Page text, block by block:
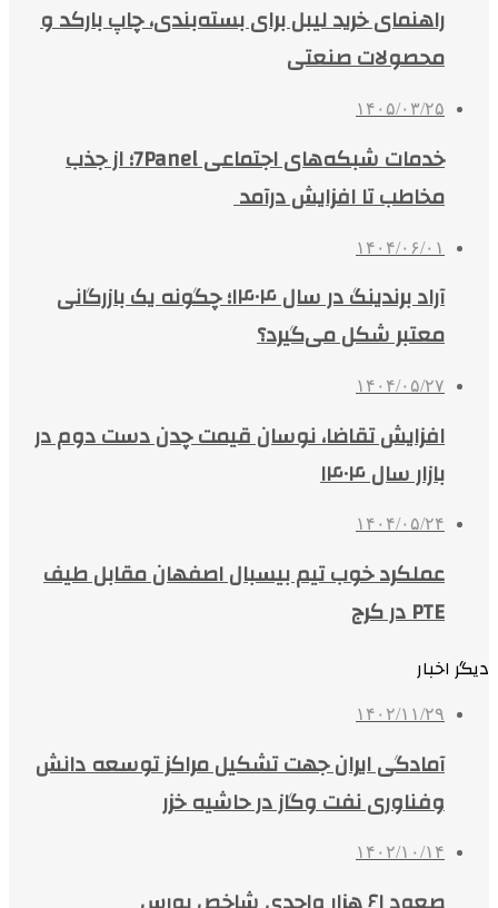
راهنمای خرید لیبل برای بسته‌بندی، چاپ بارکد و
محصولات صنعتی
۱۴۰۵/۰۳/۲۵
خدمات شبکه‌های اجتماعی 7Panel؛ از جذب
مخاطب تا افزایش درآمد
۱۴۰۴/۰۶/۰۱
آراد برندینگ در سال ۱۴۰۴؛ چگونه یک بازرگانی
معتبر شکل می‌گیرد؟
۱۴۰۴/۰۵/۲۷
افزایش تقاضا، نوسان قیمت چدن دست دوم در
بازار سال ۱۴۰۴
۱۴۰۴/۰۵/۲۴
عملکرد خوب تیم بیسبال اصفهان مقابل طیف
PTE در کرج
دیگر اخبار
۱۴۰۲/۱۱/۲۹
آمادگی ایران جهت تشکیل مراکز توسعه دانش
وفناوری نفت وگاز در حاشیه خزر
۱۴۰۲/۱۰/۱۴